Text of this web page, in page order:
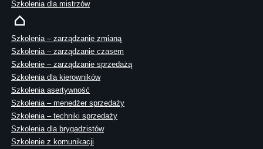
Szkolenia dla mistrzów
Szkolenia – zarządzanie zmianą
Szkolenia – zarządzanie czasem
Szkolenie – zarządzanie sprzedażą
Szkolenia dla kierowników
Szkolenia asertywność
Szkolenia – menedżer sprzedaży
Szkolenia – techniki sprzedaży
Szkolenia dla brygadzistów
Szkolenie z komunikacji